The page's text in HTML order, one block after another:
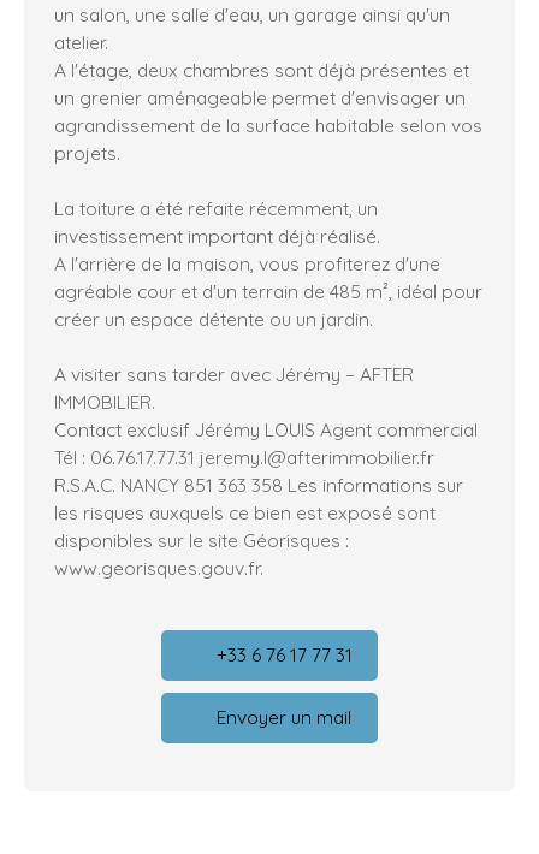
un salon, une salle d'eau, un garage ainsi qu'un
atelier.
A l'étage, deux chambres sont déjà présentes et
un grenier aménageable permet d'envisager un
agrandissement de la surface habitable selon vos
projets.
La toiture a été refaite récemment, un
investissement important déjà réalisé.
A l'arrière de la maison, vous profiterez d'une
agréable cour et d'un terrain de 485 m², idéal pour
créer un espace détente ou un jardin.
A visiter sans tarder avec Jérémy – AFTER
IMMOBILIER.
Contact exclusif Jérémy LOUIS Agent commercial
Tél : 06.76.17.77.31 jeremy.l@afterimmobilier.fr
R.S.A.C. NANCY 851 363 358 Les informations sur
les risques auxquels ce bien est exposé sont
disponibles sur le site Géorisques :
www.georisques.gouv.fr.
+33 6 76 17 77 31
Envoyer un mail